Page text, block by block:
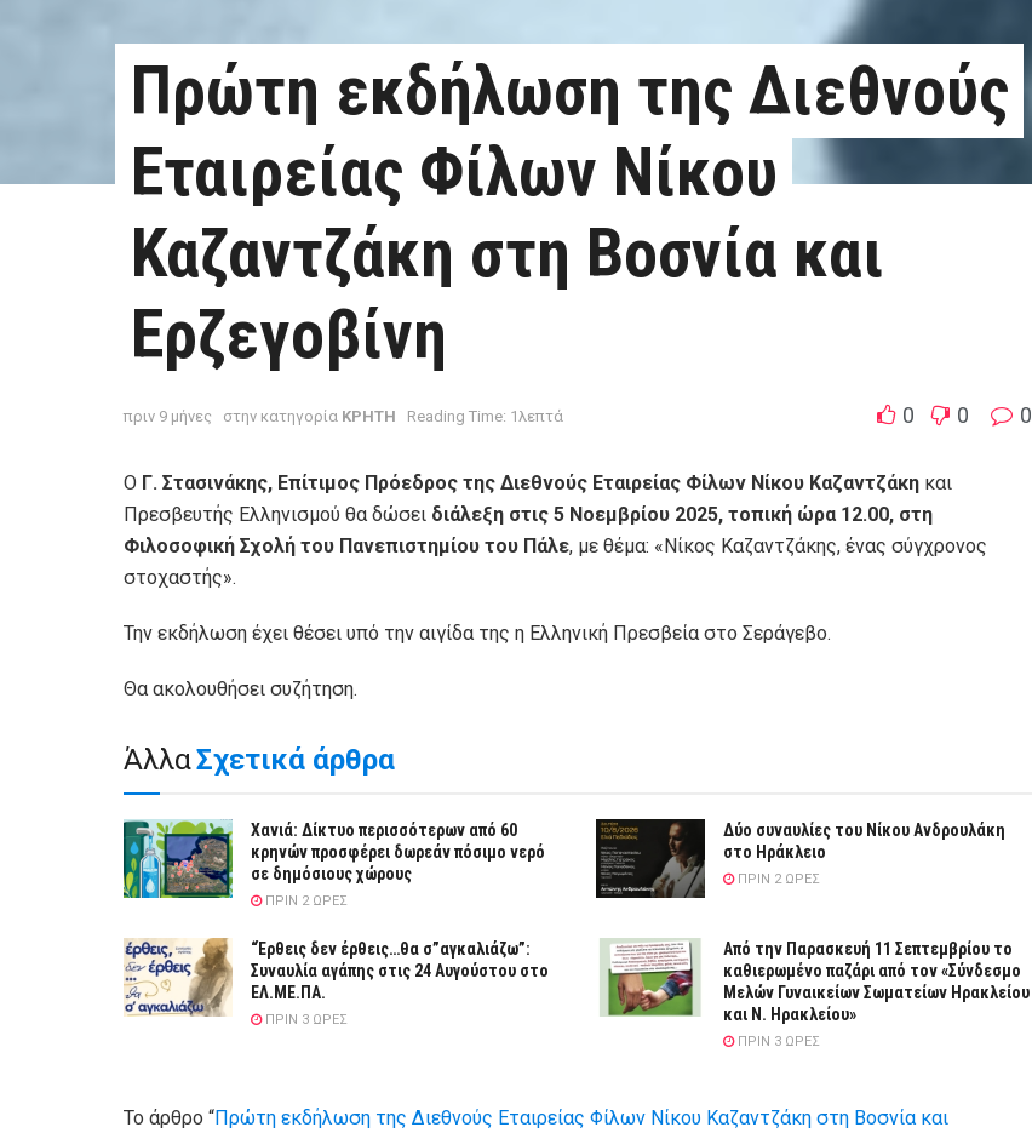
Πρώτη εκδήλωση της Διεθνούς
Εταιρείας Φίλων Νίκου
Καζαντζάκη στη Βοσνία και
Ερζεγοβίνη
πριν 9 μήνες στην κατηγορία ΚΡΗΤΗ Reading Time: 1λεπτά 0 0 0
Ο Γ. Στασινάκης, Επίτιμος Πρόεδρος της Διεθνούς Εταιρείας Φίλων Νίκου Καζαντζάκη και
Πρεσβευτής Ελληνισμού θα δώσει διάλεξη στις 5 Νοεμβρίου 2025, τοπική ώρα 12.00, στη
Φιλοσοφική Σχολή του Πανεπιστημίου του Πάλε, με θέμα: «Νίκος Καζαντζάκης, ένας σύγχρονος
στοχαστής».
Την εκδήλωση έχει θέσει υπό την αιγίδα της η Ελληνική Πρεσβεία στο Σεράγεβο.
Θα ακολουθήσει συζήτηση.
ΆλλαΣχετικά άρθρα
Χανιά: Δίκτυο περισσότερων από 60
κρηνών προσφέρει δωρεάν πόσιμο νερό
σε δημόσιους χώρους
ΠΡΙΝ 2 ΏΡΕΣ
Δύο συναυλίες του Νίκου Ανδρουλάκη
στο Ηράκλειο
ΠΡΙΝ 2 ΏΡΕΣ
“Έρθεις δεν έρθεις…θα σ”αγκαλιάζω”:
Συναυλία αγάπης στις 24 Αυγούστου στο
ΕΛ.ΜΕ.ΠΑ.
ΠΡΙΝ 3 ΏΡΕΣ
Από την Παρασκευή 11 Σεπτεμβρίου το
καθιερωμένο παζάρι από τον «Σύνδεσμο
Μελών Γυναικείων Σωματείων Ηρακλείου
και Ν. Ηρακλείου»
ΠΡΙΝ 3 ΏΡΕΣ
Το άρθρο “Πρώτη εκδήλωση της Διεθνούς Εταιρείας Φίλων Νίκου Καζαντζάκη στη Βοσνία και